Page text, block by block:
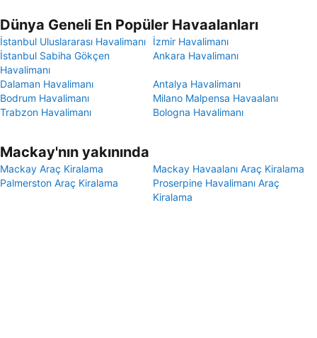
Dünya Geneli En Popüler Havaalanları
İstanbul Uluslararası Havalimanı
İzmir Havalimanı
İstanbul Sabiha Gökçen
Havalimanı
Ankara Havalimanı
Dalaman Havalimanı
Antalya Havalimanı
Bodrum Havalimanı
Milano Malpensa Havaalanı
Trabzon Havalimanı
Bologna Havalimanı
Mackay'nın yakınında
Mackay Araç Kiralama
Mackay Havaalanı Araç Kiralama
Palmerston Araç Kiralama
Proserpine Havalimanı Araç
Kiralama